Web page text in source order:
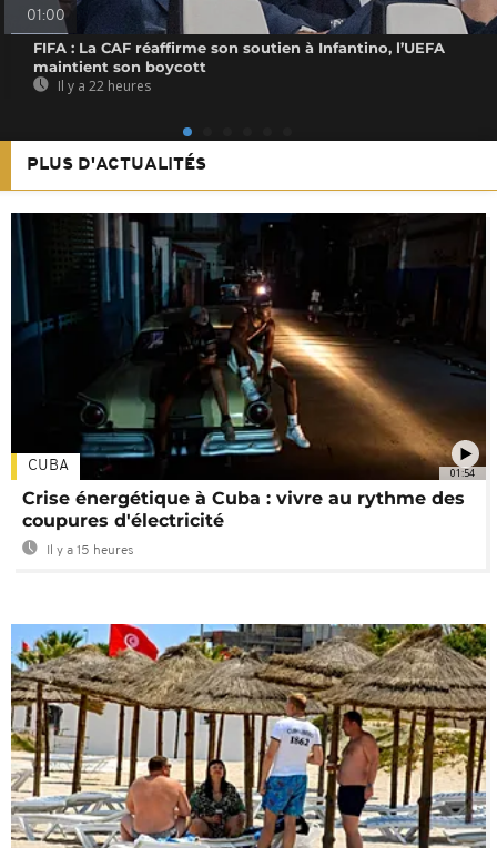
01:00
FIFA : La CAF réaffirme son soutien à Infantino, l’UEFA
maintient son boycott
Il y a 22 heures
PLUS D'ACTUALITÉS
01:54
CUBA
Crise énergétique à Cuba : vivre au rythme des
coupures d'électricité
Il y a 15 heures